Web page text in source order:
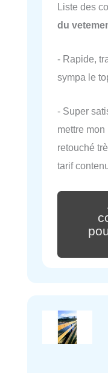
Liste des
du
- Rapide,
sympa le
- Super
mettre
retouché
tarif